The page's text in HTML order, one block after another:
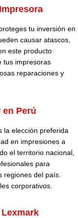
tu inversión en
causar atascos,
este producto
tus impresoras
reparaciones y
en Perú
la elección preferida
en impresiones a
el territorio nacional,
para
regiones del país.
corporativos.